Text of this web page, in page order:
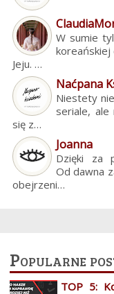
W sumie
koreańskiej
Jeju. …
Naćpana
Niestety
seriale,
się z…
Joanna
Dzięki za
Od dawna
obejrzeni…
Popularne
TOP 5: